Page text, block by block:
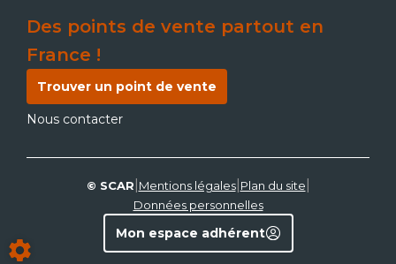
Des points de vente partout en
France !
Trouver un point de vente
Nous contacter
© SCAR Mentions légales| Plan du site
Données personnelles
Mon espace adhérent